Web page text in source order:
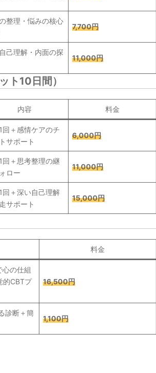
整理・悩みの核心
7,700円
己理解・内面の探
11,000円
ト10日間）
内容 料金
回＋感情ケアのチ
サポート
6,000円
回＋思考整理の継
ロー
11,000円
回＋深い自己理解
サポート
15,000円
料金
の仕組
的CBTプ
16,500円
診断＋簡
1,100円